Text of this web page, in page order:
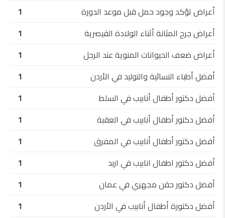
أعراض تؤكد وجود حمل قبل موعد الدورة
1
أعراض جرح المثانة أثناء الولادة القيصرية
1
أعراض ضعف الحيوانات المنوية عند الرجل
1
أفضل أطباء النسائية والتوليد في الأردن
1
أفضل دكتور أطفال أنابيب في السلط
1
أفضل دكتور أطفال أنابيب في العقبة
1
أفضل دكتور أطفال أنابيب في المفرق
1
أفضل دكتور اطفال انابيب في اربد
1
أفضل دكتور حقن مجهري في عمان
1
أفضل دكتورة أطفال أنابيب في الأردن
1